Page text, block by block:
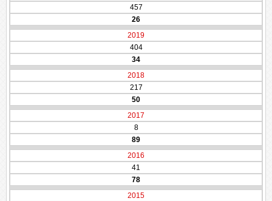
457
26
2019
404
34
2018
217
50
2017
8
89
2016
41
78
2015